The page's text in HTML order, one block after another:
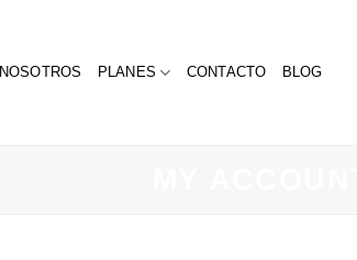
NOSOTROS PLANES CONTACTO BLOG